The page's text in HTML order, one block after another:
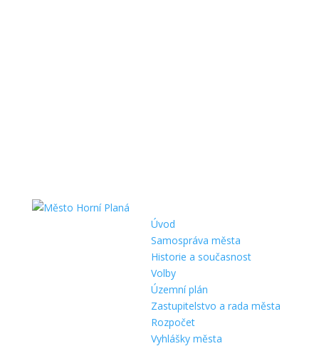
Úvod
Samospráva města
Historie a současnost
Volby
Územní plán
Zastupitelstvo a rada města
Rozpočet
Vyhlášky města